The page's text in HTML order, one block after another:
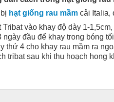
hạt giống rau mầm cải Italia,
Tribat vào khay độ dày 1-
ngày đầu để khay trong bóng
thứ 4 cho khay rau mầm ra
tribat sau khi thu hoạch hong